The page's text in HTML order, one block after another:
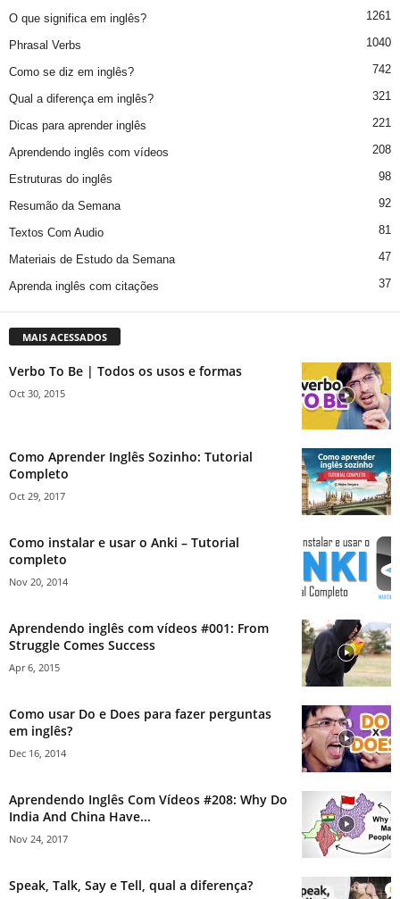
O que significa em inglês? 1261
Phrasal Verbs 1040
Como se diz em inglês? 742
Qual a diferença em inglês? 321
Dicas para aprender inglês 221
Aprendendo inglês com vídeos 208
Estruturas do inglês 98
Resumão da Semana 92
Textos Com Audio 81
Materiais de Estudo da Semana 47
Aprenda inglês com citações 37
MAIS ACESSADOS
Verbo To Be | Todos os usos e formas
Oct 30, 2015
Como Aprender Inglês Sozinho: Tutorial
Completo
Oct 29, 2017
Como instalar e usar o Anki – Tutorial
completo
Nov 20, 2014
Aprendendo inglês com vídeos #001: From
Struggle Comes Success
Apr 6, 2015
Como usar Do e Does para fazer perguntas
em inglês?
Dec 16, 2014
Aprendendo Inglês Com Vídeos #208: Why Do
India And China Have...
Nov 24, 2017
Speak, Talk, Say e Tell, qual a diferença?